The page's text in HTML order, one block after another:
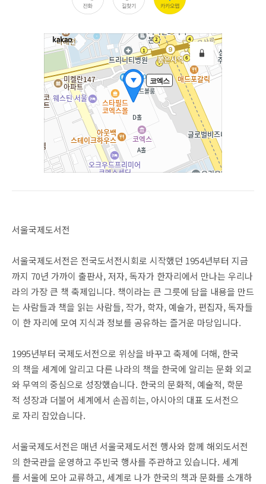
서울국제도서전
서울국제도서전은 전국도서전시회로 시작했던 1954년부터 지금
까지 70년 가까이 출판사, 저자, 독자가 한자리에서 만나는 우리나
라의 가장 큰 책 축제입니다. 책이라는 큰 그릇에 담을 내용을 만드
는 사람들과 책을 읽는 사람들, 작가, 학자, 예술가, 편집자, 독자들
이 한 자리에 모여 지식과 정보를 공유하는 즐거운 마당입니다.
1995년부터 국제도서전으로 위상을 바꾸고 축제에 더해, 한국
의 책을 세계에 알리고 다른 나라의 책을 한국에 알리는 문화 외교
와 무역의 중심으로 성장했습니다. 한국의 문화적, 예술적, 학문
적 성장과 더불어 세계에서 손꼽히는, 아시아의 대표 도서전으
로 자리 잡았습니다.
서울국제도서전은 매년 서울국제도서전 행사와 함께 해외도서전
의 한국관을 운영하고 주빈국 행사를 주관하고 있습니다. 세계
를 서울에 모아 교류하고, 세계로 나가 한국의 책과 문화를 소개하